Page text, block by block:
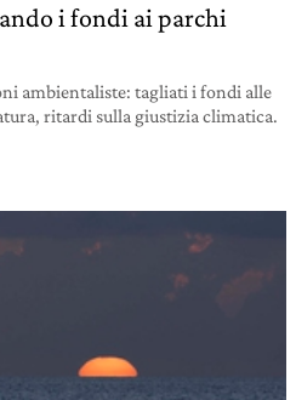
i fondi ai parchi
ambientaliste: tagliati i fondi alle
ritardi sulla giustizia climatica.